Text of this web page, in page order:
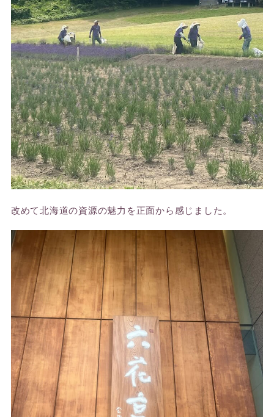
改めて北海道の資源の魅力を正面から感じました。